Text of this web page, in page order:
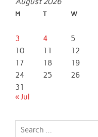
M T W
3
4 5
10
11 12
17
18 19
24
25 26
31
« Jul